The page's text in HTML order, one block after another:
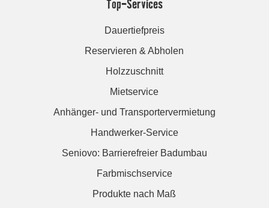
Top-Services
Dauertiefpreis
Reservieren & Abholen
Holzzuschnitt
Mietservice
Anhänger- und Transportervermietung
Handwerker-Service
Seniovo: Barrierefreier Badumbau
Farbmischservice
Produkte nach Maß